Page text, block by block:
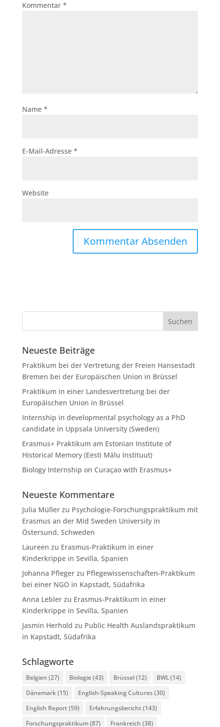
Kommentar *
Name *
E-Mail-Adresse *
Website
Neueste Beiträge
Praktikum bei der Vertretung der Freien Hansestadt
Bremen bei der Europäischen Union in Brüssel
Praktikum in einer Landesvertretung bei der
Europäischen Union in Brüssel
Internship in developmental psychology as a PhD
candidate in Uppsala University (Sweden)
Erasmus+ Praktikum am Estonian Institute of
Historical Memory (Eesti Mälu Instituut)
Biology Internship on Curaçao with Erasmus+
Neueste Kommentare
Julia Müllerzu Psychologie-Forschungspraktikum mit
Erasmus an der Mid Sweden University in
Östersund, Schweden
Laureen zu Erasmus-Praktikum in einer
Kinderkrippe in Sevilla, Spanien
Johanna Pflegerzu Pflegewissenschaften-Praktikum
bei einer NGO in Kapstadt, Südafrika
Anna Leblerzu Erasmus-Praktikum in einer
Kinderkrippe in Sevilla, Spanien
Jasmin Herhold zu Public Health Auslandspraktikum
in Kapstadt, Südafrika
Schlagworte
Belgien (27) Biologie(43) Brüssel(12) BWL(14)
Dänemark (15) English-Speaking Cultures(30)
English Report (59) Erfahrungsbericht (143)
Forschungspraktikum(87) Frankreich (38)